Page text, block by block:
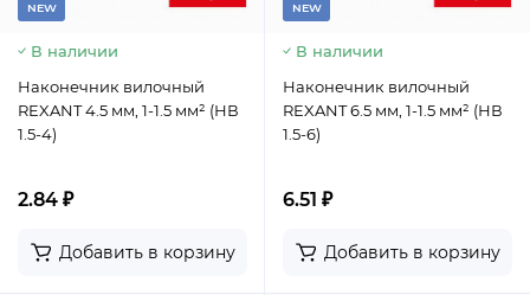
NEW
В наличии
Наконечник вилочный
REXANT 4.5 мм, 1-1.5 мм² (НВ
1.5-4)
2.84 ₽
Добавить в корзину
NEW
В наличии
Наконечник вилочный
REXANT 6.5 мм, 1-1.5 мм² (НВ
1.5-6)
6.51 ₽
Добавить в корзину